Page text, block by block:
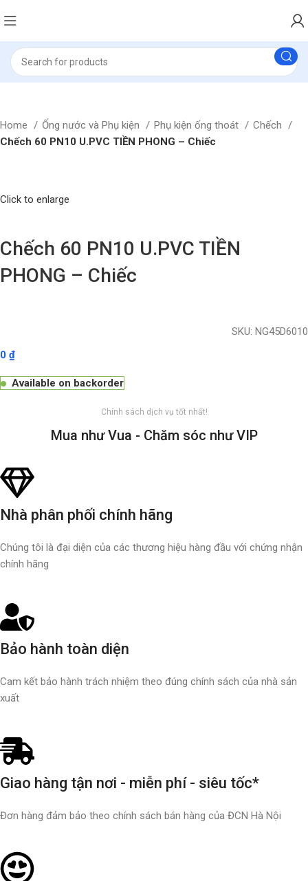
Home Ống nước và Phụ kiện Phụ kiện ống thoát
Chếch
Chếch 60 PN10 U.PVC TIỀN PHONG – Chiếc
Click to enlarge
Chếch 60 PN10 U.PVC TIỀN
PHONG – Chiếc
SKU: NG45D6010
0₫
Available on backorder
Chính sách dịch vụ tốt nhất!
Mua như Vua - Chăm sóc như VIP
Nhà phân phối chính hãng
Chúng tôi là đại diện của các thương hiệu hàng đầu với chứng nhận
chính hãng
Bảo hành toàn diện
Cam kết bảo hành trách nhiệm theo đúng chính sách của nhà sản
xuất
Giao hàng tận nơi - miễn phí - siêu tốc*
Đơn hàng đảm bảo theo chính sách bán hàng của ĐCN Hà Nội